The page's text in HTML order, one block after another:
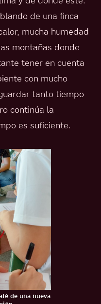
de una finca
mucha humedad
montañas donde
tener en cuenta
con mucho
tanto tiempo
continúa la
es suficiente.
de una nueva